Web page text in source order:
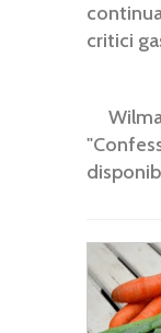
critici